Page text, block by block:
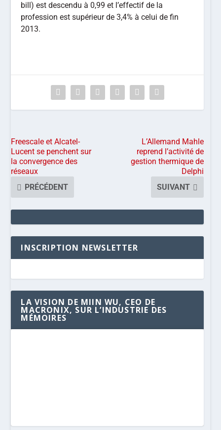
bill) est descendu à 0,99 et l’effectif de la
profession est supérieur de 3,4% à celui de fin
2013.
Freescale et Alcatel-
Lucent se penchent sur
la convergence des
réseaux
PRÉCÉDENT
L’Allemand Mahle
reprend l’activité de
gestion thermique de
Delphi
SUIVANT
INSCRIPTION NEWSLETTER
LA VISION DE MIIN WU, CEO DE
MACRONIX, SUR L’INDUSTRIE DES
MÉMOIRES